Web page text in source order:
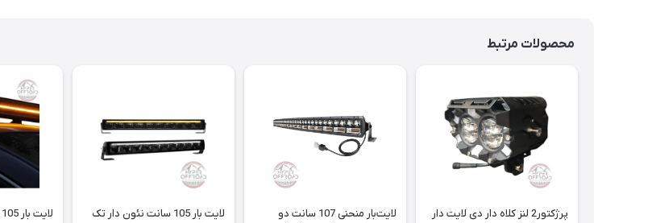
محصولات مرتبط
پرژکتور2 لنز کلاه دار دی لایت دار
لایت‌بار منحنی 107 سانت دو
لایت بار 105 سانت نئون دار تک